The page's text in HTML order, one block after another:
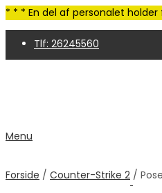
* * * En del af personalet
Tlf: 26245560
Menu
Forside / Counter-Strike 2 /